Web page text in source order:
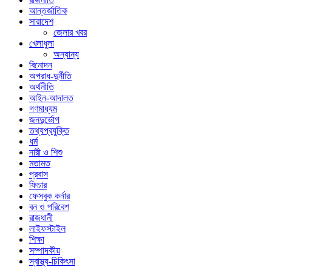
আন্তর্জাতিক
সারাদেশ
জেলার খবর
খেলাধুলা
অন্যান্য
বিনোদন
অপরাধ-দুর্নীতি
অর্থনীতি
আইন-আদালত
গণমাধ্যম
জনদুর্ভোগ
তথ্যপ্রযুক্তি
ধর্ম
নারী ও শিশু
মতামত
প্রবাস
ফিচার
ফেসবুক কর্নার
বন ও পরিবেশ
রাজধানী
লাইফস্টাইল
শিক্ষা
সম্পাদকীয়
স্বাস্থ্য-চিকিৎসা